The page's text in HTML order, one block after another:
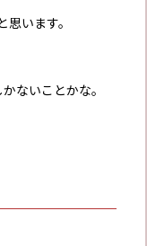
います。
ないことかな。